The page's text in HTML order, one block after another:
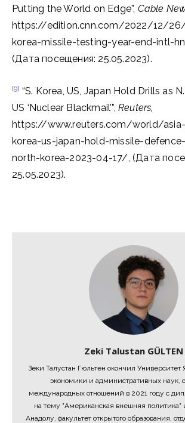
Putting the World on Edge”, Cable
https://edition.cnn.com/2022/12/
korea-missile-testing-year-end-intl-
(Дата посещения: 25.05.2023).
[9] “S. Korea, US, Japan Hold Drills as
US ‘Nuclear Blackmail’”, Reuters,
https://www.reuters.com/world/
korea-us-japan-hold-missile-
north-korea-2023-04-17/, (Дата
25.05.2023).
Zeki Talustan GÜLTEN
Зеки Талустан Гюльтен окончил Университет
экономики и административных наук,
международных отношений в 2021 году с
на тему "Американская внешняя политика"
Анадолу, факультет открытого образования,